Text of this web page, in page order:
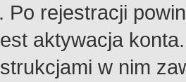
Po rejestracji
aktywacja
w nim